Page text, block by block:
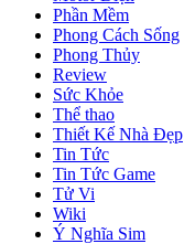
Phần Mềm
Phong Cách Sống
Phong Thủy
Review
Sức Khỏe
Thể thao
Thiết Kế Nhà Đẹp
Tin Tức
Tin Tức Game
Tử Vi
Wiki
Ý Nghĩa Sim